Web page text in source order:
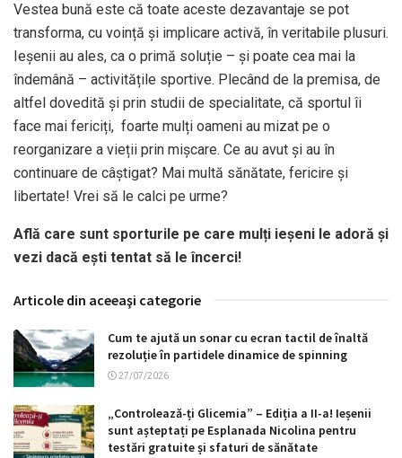
Vestea bună este că toate aceste dezavantaje se pot
transforma, cu voință și implicare activă, în veritabile plusuri.
Ieșenii au ales, ca o primă soluție – și poate cea mai la
îndemână – activitățile sportive. Plecând de la premisa, de
altfel dovedită și prin studii de specialitate, că sportul îi
face mai fericiți, foarte mulți oameni au mizat pe o
reorganizare a vieții prin mișcare. Ce au avut și au în
continuare de câștigat? Mai multă sănătate, fericire și
libertate! Vrei să le calci pe urme?
Află care sunt sporturile pe care mulți ieșeni le adoră și
vezi dacă ești tentat să le încerci!
Articole din aceeaşi categorie
Cum te ajută un sonar cu ecran tactil de înaltă
rezoluție în partidele dinamice de spinning
27/07/2026
„Controlează-ți Glicemia” – Ediția a II-a! Ieșenii
sunt așteptați pe Esplanada Nicolina pentru
testări gratuite și sfaturi de sănătate